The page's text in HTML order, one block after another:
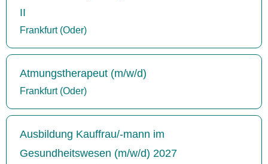
II
Frankfurt (Oder)
Atmungstherapeut (m/w/d)
Frankfurt (Oder)
Ausbildung Kauffrau/-mann im
Gesundheitswesen (m/w/d) 2027